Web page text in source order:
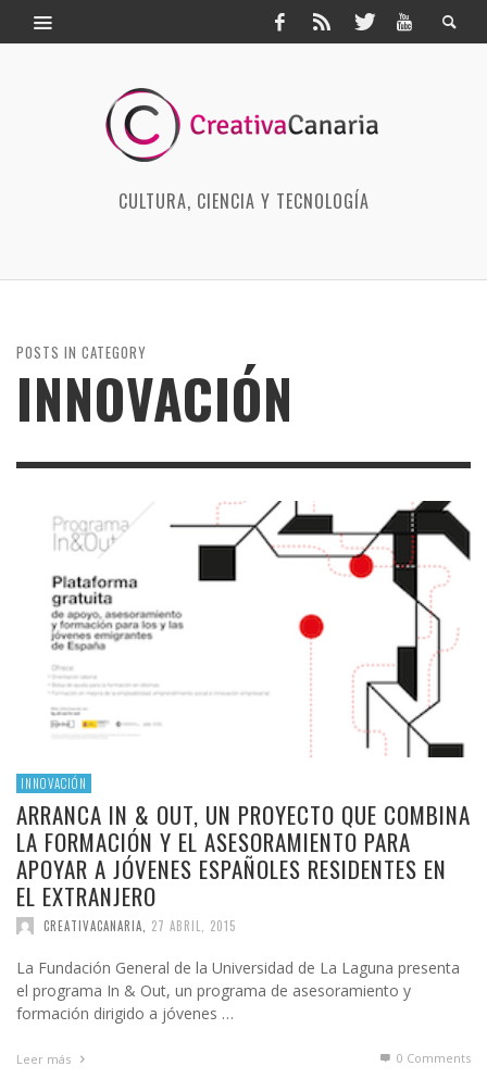
CULTURA, CIENCIA Y TECNOLOGÍA
POSTS IN CATEGORY
INNOVACIÓN
INNOVACIÓN
ARRANCA IN & OUT, UN PROYECTO QUE COMBINA
LA FORMACIÓN Y EL ASESORAMIENTO PARA
APOYAR A JÓVENES ESPAÑOLES RESIDENTES EN
EL EXTRANJERO
CREATIVACANARIA 27 ABRIL, 2015
La Fundación General de la Universidad de La Laguna presenta
el programa In & Out, un programa de asesoramiento y
formación dirigido a jóvenes …
Leer más 0 Comments